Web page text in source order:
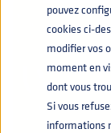
pouvez
cookies ci-
modifier vos
moment en
dont vous
Si vous
informations